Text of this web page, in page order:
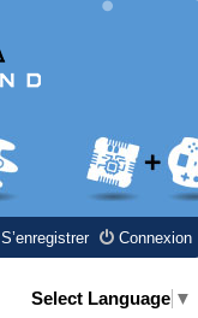
Connexion
S’enregistrer
Select Language ▼